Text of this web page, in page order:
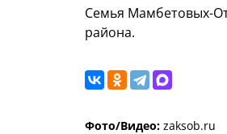
Семья Мамбетовых-
района.
Фото/Видео: zaksob.ru